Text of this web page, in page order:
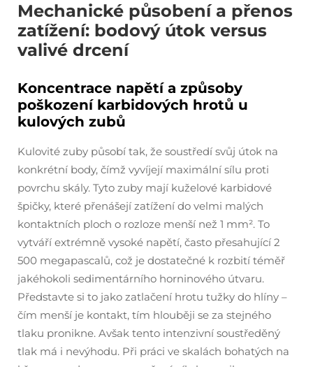
Mechanické působení a přenos
zatížení: bodový útok versus
valivé drcení
Koncentrace napětí a způsoby
poškození karbidových hrotů u
kulových zubů
Kulovité zuby působí tak, že soustředí svůj útok na
konkrétní body, čímž vyvíjejí maximální sílu proti
povrchu skály. Tyto zuby mají kuželové karbidové
špičky, které přenášejí zatížení do velmi malých
kontaktních ploch o rozloze menší než 1 mm². To
vytváří extrémně vysoké napětí, často přesahující 2
500 megapascalů, což je dostatečné k rozbití téměř
jakéhokoli sedimentárního horninového útvaru.
Představte si to jako zatlačení hrotu tužky do hlíny –
čím menší je kontakt, tím hlouběji se za stejného
tlaku pronikne. Avšak tento intenzivní soustředěný
tlak má i nevýhodu. Při práci ve skalách bohatých na